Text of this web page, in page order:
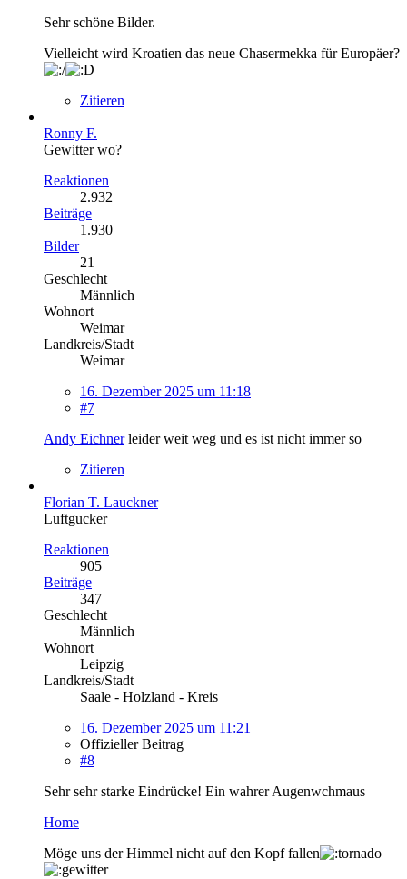
Sehr schöne Bilder.
Vielleicht wird Kroatien das neue Chasermekka für Europäer?
Zitieren
Ronny F.
Gewitter wo?
Reaktionen
2.932
Beiträge
1.930
Bilder
21
Geschlecht
Männlich
Wohnort
Weimar
Landkreis/Stadt
Weimar
16. Dezember 2025 um 11:18
#7
Andy Eichnerleider weit weg und es ist nicht immer so
Zitieren
Florian T. Lauckner
Luftgucker
Reaktionen
905
Beiträge
347
Geschlecht
Männlich
Wohnort
Leipzig
Landkreis/Stadt
Saale - Holzland - Kreis
16. Dezember 2025 um 11:21
Offizieller Beitrag
#8
Sehr sehr starke Eindrücke! Ein wahrer Augenwchmaus
Home
Möge uns der Himmel nicht auf den Kopf fallen